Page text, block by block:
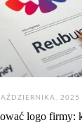
2025
logo firmy: